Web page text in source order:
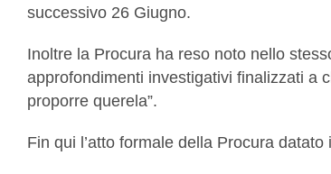
successivo 26 Giugno.
Inoltre la Procura ha reso noto nello
approfondimenti investigativi finalizzati a
proporre querela”.
Fin qui l’atto formale della Procura